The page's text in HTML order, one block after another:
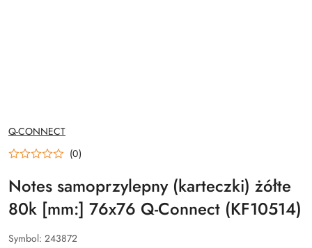
NAZWA
PRODUCENTA:
Q-CONNECT
(0)
Notes samoprzylepny (karteczki) żółte
80k [mm:] 76x76 Q-Connect (KF10514)
Symbol: 243872